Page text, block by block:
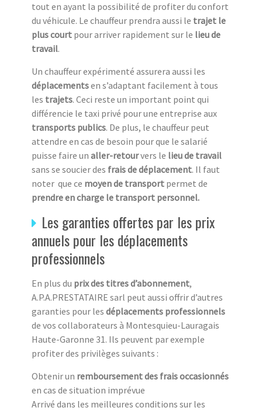
tout en ayant la possibilité de profiter du confort
du véhicule. Le chauffeur prendra aussi le trajet le
plus court pour arriver rapidement sur le lieu de
travail.
Un chauffeur expérimenté assurera aussi les
déplacementsen s’adaptant facilement à tous
les trajets. Ceci reste un important point qui
différencie le taxi privé pour une entreprise aux
transports publics. De plus, le chauffeur peut
attendre en cas de besoin pour que le salarié
puisse faire un aller-retourvers le lieu de travail
sans se soucier des frais de déplacement. Il faut
noter que ce moyen de transport permet de
prendre en charge le transport personnel.
Les garanties offertes par les prix
annuels pour les déplacements
professionnels
En plus du prix des titres d’abonnement,
A.P.A.PRESTATAIRE sarl peut aussi offrir d’autres
garanties pour les déplacements professionnels
de vos collaborateurs à Montesquieu-Lauragais
Haute-Garonne 31. Ils peuvent par exemple
profiter des privilèges suivants :
Obtenir un remboursement des frais occasionnés
en cas de situation imprévue
Arrivé dans les meilleures conditions sur les